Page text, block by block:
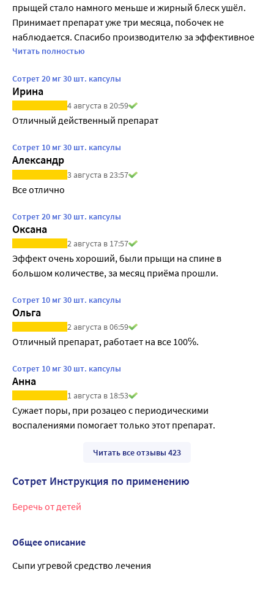
прыщей стало намного меньше и жирный блеск ушёл.
Принимает препарат уже три месяца, побочек не
наблюдается. Спасибо производителю за эффективное
средство.
Читать полностью
Сотрет 20 мг 30 шт. капсулы
Ирина
4 августа в 20:59
Отличный действенный препарат
Сотрет 10 мг 30 шт. капсулы
Александр
3 августа в 23:57
Все отлично
Сотрет 20 мг 30 шт. капсулы
Оксана
2 августа в 17:57
Эффект очень хороший, были прыщи на спине в
большом количестве, за месяц приёма прошли.
Сотрет 10 мг 30 шт. капсулы
Ольга
2 августа в 06:59
Отличный препарат, работает на все 100℅.
Сотрет 10 мг 30 шт. капсулы
Анна
1 августа в 18:53
Сужает поры, при розацео с периодическими
воспалениями помогает только этот препарат.
Читать все отзывы 423
Сотрет Инструкция по применению
Беречь от детей
Общее описание
Сыпи угревой средство лечения